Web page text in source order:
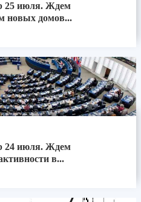
25 июля. Ждем
новых домов...
24 июля. Ждем
в...